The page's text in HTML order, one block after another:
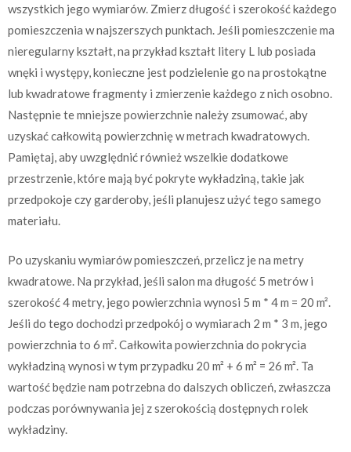
wszystkich jego wymiarów. Zmierz długość i szerokość każdego
pomieszczenia w najszerszych punktach. Jeśli pomieszczenie ma
nieregularny kształt, na przykład kształt litery L lub posiada
wnęki i występy, konieczne jest podzielenie go na prostokątne
lub kwadratowe fragmenty i zmierzenie każdego z nich osobno.
Następnie te mniejsze powierzchnie należy zsumować, aby
uzyskać całkowitą powierzchnię w metrach kwadratowych.
Pamiętaj, aby uwzględnić również wszelkie dodatkowe
przestrzenie, które mają być pokryte wykładziną, takie jak
przedpokoje czy garderoby, jeśli planujesz użyć tego samego
materiału.
Po uzyskaniu wymiarów pomieszczeń, przelicz je na metry
kwadratowe. Na przykład, jeśli salon ma długość 5 metrów i
szerokość 4 metry, jego powierzchnia wynosi 5 m * 4 m = 20 m².
Jeśli do tego dochodzi przedpokój o wymiarach 2 m * 3 m, jego
powierzchnia to 6 m². Całkowita powierzchnia do pokrycia
wykładziną wynosi w tym przypadku 20 m² + 6 m² = 26 m². Ta
wartość będzie nam potrzebna do dalszych obliczeń, zwłaszcza
podczas porównywania jej z szerokością dostępnych rolek
wykładziny.